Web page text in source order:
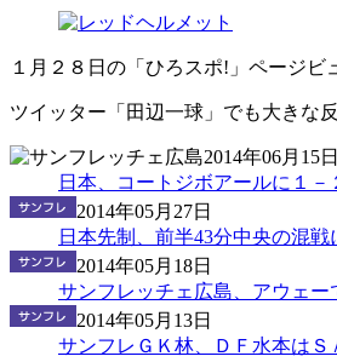
１月２８日の「ひろスポ!」ページビ
ツイッター「田辺一球」でも大きな反
2014年06月15日
日本、コートジボアールに１－
2014年05月27日
日本先制、前半43分中央の混
2014年05月18日
サンフレッチェ広島、アウェー
2014年05月13日
サンフレＧＫ林、ＤＦ水本は